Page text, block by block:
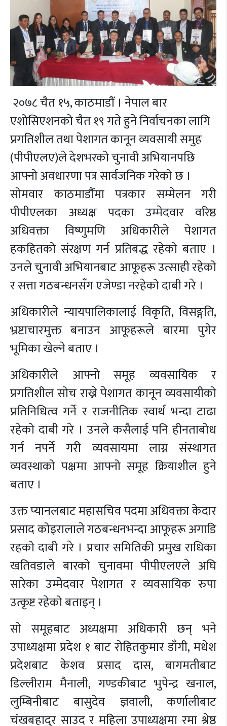
२०७८ चैत १५, काठमाडौं । नेपाल बार
एशोसिएशनको चैत १९ गते हुने निर्वाचनका लागि
प्रगतिशील तथा पेशागत कानून व्यवसायी समुह
(पीपीएलए)ले देशभरको चुनावी अभियानपछि
आफ्नो अवधारणा पत्र सार्वजनिक गरेको छ ।
सोमवार काठमाडौंमा पत्रकार सम्मेलन गरी
पीपीएलका अध्यक्ष पदका उम्मेदवार वरिष्ठ
अधिवक्ता विष्णुमणि अधिकारीले पेशागत
हकहितको संरक्षण गर्न प्रतिबद्ध रहेको बताए ।
उनले चुनावी अभियानबाट आफूहरू उत्साही रहेको
र सत्ता गठबन्धनसँग एजेण्डा नरहेको दाबी गरे ।
अधिकारीले न्यायपालिकालाई विकृति, विसङ्गति,
भ्रष्टाचारमुक्त बनाउन आफूहरूले बारमा पुगेर
भूमिका खेल्ने बताए ।
अधिकारीले आफ्नो समूह व्यवसायिक र
प्रगतिशील सोच राख्ने पेशागत कानून व्यवसायीको
प्रतिनिधित्व गर्ने र राजनीतिक स्वार्थ भन्दा टाढा
रहेको दाबी गरे । उनले कसैलाई पनि हीनताबोध
गर्न नपर्ने गरी व्यवसायमा लाग्न संस्थागत
व्यवस्थाको पक्षमा आफ्नो समूह क्रियाशील हुने
बताए ।
उक्त प्यानलबाट महासचिव पदमा अधिवक्ता केदार
प्रसाद कोइरालाले गठबन्धनभन्दा आफूहरू अगाडि
रहको दाबी गरे । प्रचार समितिकी प्रमुख राधिका
खतिवडाले बारको चुनावमा पीपीएलएले अघि
सारेका उम्मेदवार पेशागत र व्यवसायिक रुपा
उत्कृष्ट रहेको बताइन् ।
सो समूहबाट अध्यक्षमा अधिकारी छन् भने
उपाध्यक्षमा प्रदेश १ बाट रोहितकुमार डाँगी, मधेश
प्रदेशबाट केशव प्रसाद दास, बागमतीबाट
डिल्लीराम मैनाली, गण्डकीबाट भुपेन्द्र खनाल,
लुम्बिनीबाट बासुदेव ज्ञवाली, कर्णालीबाट
चंखबहादुर साउद र महिला उपाध्यक्षमा रमा श्रेष्ठ